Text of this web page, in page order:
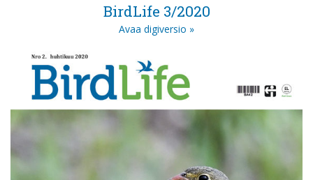
BirdLife 3/2020
Avaa digiversio »